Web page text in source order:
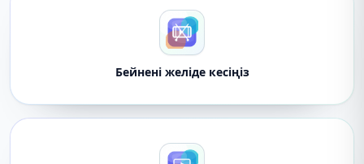
Бейнені желіде кесіңіз